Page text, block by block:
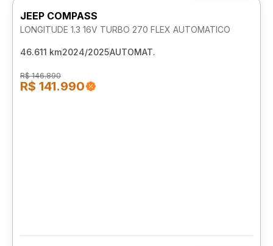
JEEP COMPASS
LONGITUDE 1.3 16V TURBO 270 FLEX AUTOMATICO
46.611 km2024/2025AUTOMAT.
R$ 146.890
R$ 141.990